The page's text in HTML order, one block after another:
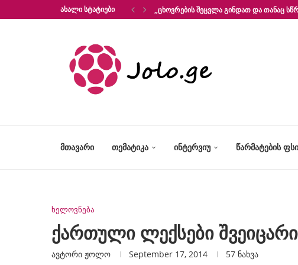
ᲐᲮᲐᲚᲘ ᲡᲢᲐᲢᲘᲔᲑᲘ „ᲪᲮᲝᲕᲠᲔᲑᲘᲡ ᲨᲔᲪᲕᲚᲐ ᲒᲘᲜᲓᲐᲗ ᲓᲐ ᲗᲐᲜᲐᲪ
ᲛᲗᲐᲕᲐᲠᲘ ᲗᲔᲛᲐᲢᲘᲙᲐ ᲘᲜᲢᲔᲠᲕᲘᲣ ᲬᲐᲠᲛᲐᲢᲔᲑᲘᲡ
ხელოვნება
ქართული ლექსები
ავტორი Ჟოლო September 17, 2014 57 ნახვა